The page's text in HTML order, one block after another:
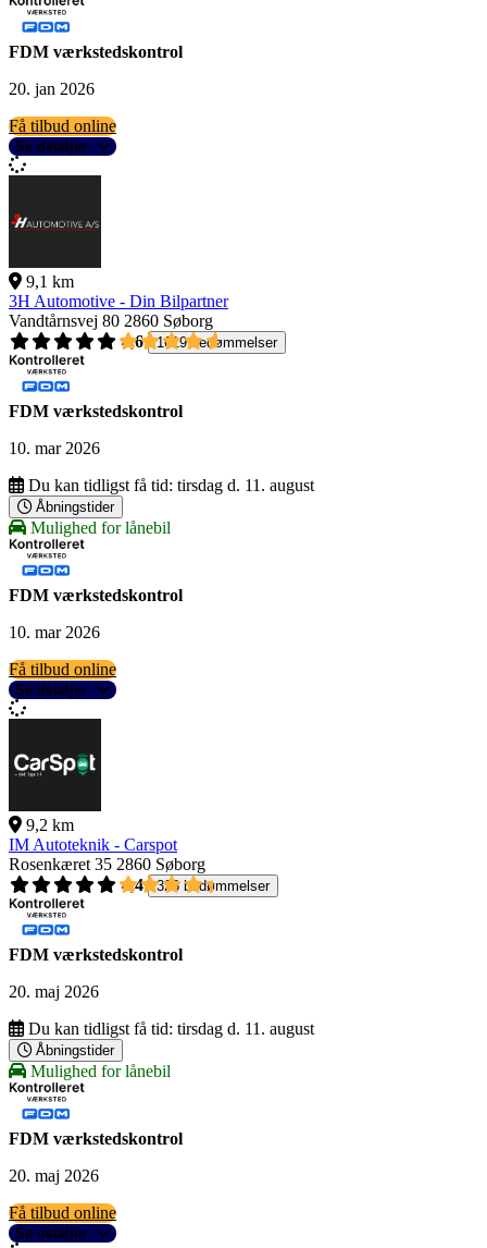
FDM værkstedskontrol
20. jan 2026
Få tilbud online
Se detaljer
9,1 km
3H Automotive - Din Bilpartner
Vandtårnsvej 80 2860 Søborg
4,6
1619 bedømmelser
FDM værkstedskontrol
10. mar 2026
Du kan tidligst få tid: tirsdag d. 11. august
Åbningstider
Mulighed for lånebil
FDM værkstedskontrol
10. mar 2026
Få tilbud online
Se detaljer
9,2 km
IM Autoteknik - Carspot
Rosenkæret 35 2860 Søborg
4,4
326 bedømmelser
FDM værkstedskontrol
20. maj 2026
Du kan tidligst få tid: tirsdag d. 11. august
Åbningstider
Mulighed for lånebil
FDM værkstedskontrol
20. maj 2026
Få tilbud online
Se detaljer